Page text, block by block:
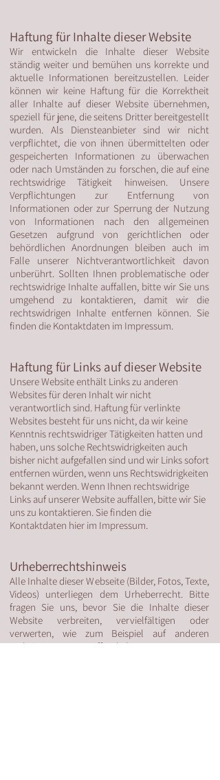
Haftung für Inhalte dieser Website
Wir entwickeln die Inhalte dieser Website
ständig weiter und bemühen uns korrekte und
aktuelle Informationen bereitzustellen. Leider
können wir keine Haftung für die Korrektheit
aller Inhalte auf dieser Website übernehmen,
speziell für jene, die seitens Dritter bereitgestellt
wurden. Als Diensteanbieter sind wir nicht
verpflichtet, die von ihnen übermittelten oder
gespeicherten Informationen zu überwachen
oder nach Umständen zu forschen, die auf eine
rechtswidrige Tätigkeit hinweisen. Unsere
Verpflichtungen zur Entfernung von
Informationen oder zur Sperrung der Nutzung
von Informationen nach den allgemeinen
Gesetzen aufgrund von gerichtlichen oder
behördlichen Anordnungen bleiben auch im
Falle unserer Nichtverantwortlichkeit davon
unberührt. Sollten Ihnen problematische oder
rechtswidrige Inhalte auffallen, bitte wir Sie uns
umgehend zu kontaktieren, damit wir die
rechtswidrigen Inhalte entfernen können. Sie
finden die Kontaktdaten im Impressum.
Haftung für Links auf dieser Website
Unsere Website enthält Links zu anderen
Websites für deren Inhalt wir nicht
verantwortlich sind. Haftung für verlinkte
Websites besteht für uns nicht, da wir keine
Kenntnis rechtswidriger Tätigkeiten hatten und
haben, uns solche Rechtswidrigkeiten auch
bisher nicht aufgefallen sind und wir Links sofort
entfernen würden, wenn uns Rechtswidrigkeiten
bekannt werden. Wenn Ihnen rechtswidrige
Links auf unserer Website auffallen, bitte wir Sie
uns zu kontaktieren. Sie finden die
Kontaktdaten hier im Impressum.
Urheberrechtshinweis
Alle Inhalte dieser Webseite (Bilder, Fotos, Texte,
Videos) unterliegen dem Urheberrecht. Bitte
fragen Sie uns, bevor Sie die Inhalte dieser
Website verbreiten, vervielfältigen oder
verwerten, wie zum Beispiel auf anderen
Websites erneut veröffentlichen.